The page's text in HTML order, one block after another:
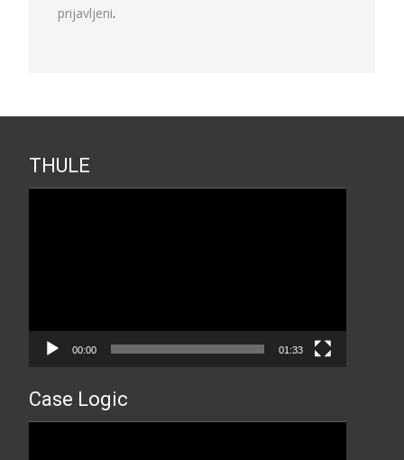
prijavljeni.
THULE
00:00 01:33
Case Logic